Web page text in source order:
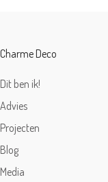
Charme Deco
Dit ben ik!
Advies
Projecten
Blog
Media